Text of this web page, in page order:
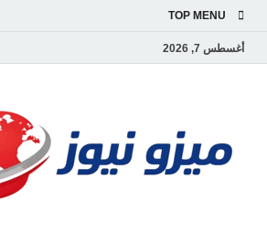
TOP MENU
أغسطس 7, 2026